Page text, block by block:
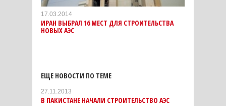
17.03.2014
ИРАН ВЫБРАЛ 16 МЕСТ ДЛЯ СТРОИТЕЛЬСТВА
НОВЫХ АЭС
ЕЩЕ НОВОСТИ ПО ТЕМЕ
27.11.2013
В ПАКИСТАНЕ НАЧАЛИ СТРОИТЕЛЬСТВО АЭС